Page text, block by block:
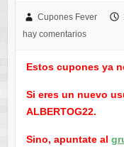
Cupones Fever
hay comentarios
Estos cupones ya
Si eres un nuevo
ALBERTOG22.
Sino, apuntate al